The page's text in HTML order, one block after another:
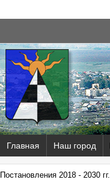
Главная Наш город
Постановления 2018 - 2030 гг.